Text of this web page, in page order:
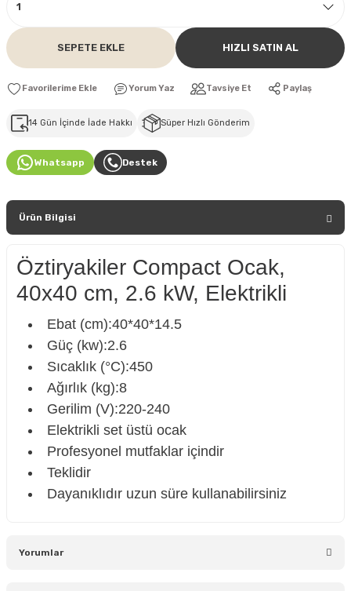
SEPETE EKLE HIZLI SATIN AL
Yorum Yaz Tavsiye Et Paylaş
14 Gün İçinde İade Hakkı Süper Hızlı Gönderim
Whatsapp Destek
Ürün Bilgisi
Öztiryakiler Compact Ocak,
40x40 cm, 2.6 kW, Elektrikli
Ebat (cm):40*40*14.5
Güç (kw):2.6
Sıcaklık (°C):450
Ağırlık (kg):8
Gerilim (V):220-240
Elektrikli set üstü ocak
Profesyonel mutfaklar içindir
Teklidir
Dayanıklıdır uzun süre kullanabilirsiniz
Yorumlar